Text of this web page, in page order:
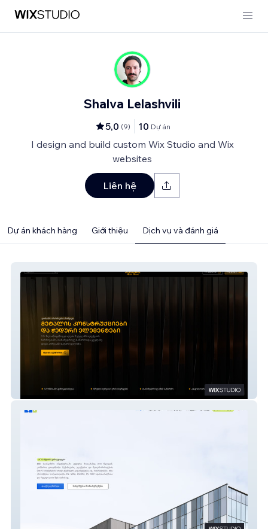
Shalva Lelashvili
5,0 (9) 10 Dự án
I design and build custom Wix Studio and Wix
websites
Liên hệ
Dự án khách hàng Giới thiệu Dịch vụ và đánh giá
Metal House GEO